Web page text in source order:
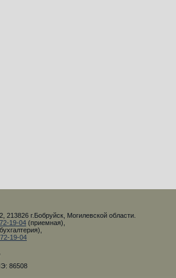
213826 г.Бобруйск, Могилевской области.
19-04 (приемная),
19-04
86508